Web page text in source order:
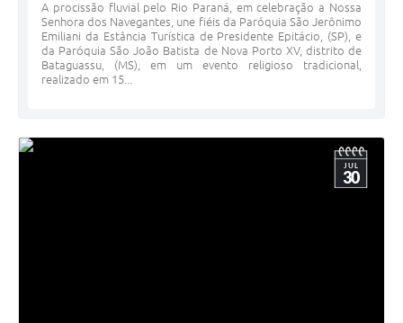
A procissão fluvial pelo Rio Paraná, em celebração a Nossa
Senhora dos Navegantes, une fiéis da Paróquia São Jerônimo
Emiliani da Estância Turística de Presidente Epitácio, (SP), e
da Paróquia São João Batista de Nova Porto XV, distrito de
Bataguassu, (MS), em um evento religioso tradicional,
realizado em 15...
JUL
30